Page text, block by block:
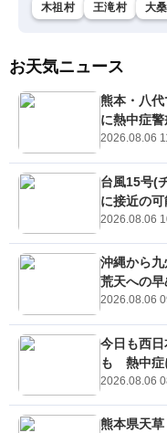
木祖村
王滝村 大
お天気ニュース
熊本・八
に熱中症警
2026.08.06
台風15号(
に接近の
2026.08.06
沖縄から
荒天への
2026.08.06
今日も西
も 熱中症
2026.08.06
熊本県天